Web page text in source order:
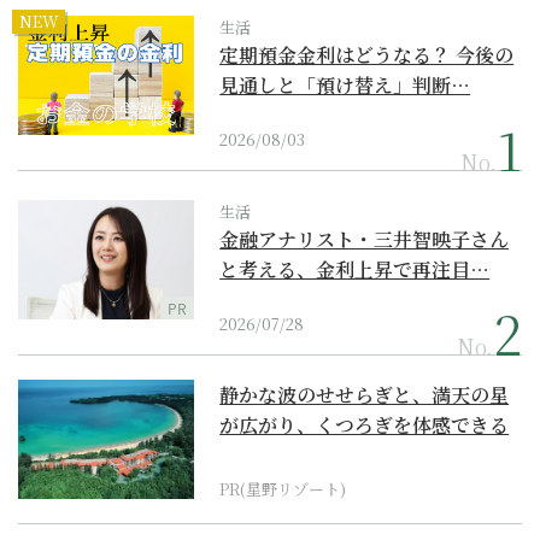
NEW 生活
定期預金金利はどうなる？ 今後の
見通しと「預け替え」判断…
2026/08/03
No.
PR
生活
金融アナリスト・三井智映子さん
と考える、金利上昇で再注目…
2026/07/28
No.
静かな波のせせらぎと、満天の星
が広がり、くつろぎを体感できる
PR(星野リゾート)